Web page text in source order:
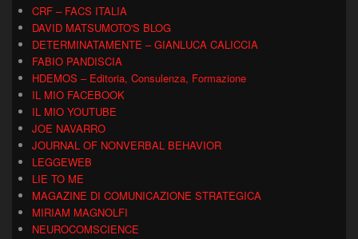
CRF – FACS ITALIA
DAVID MATSUMOTO'S BLOG
DETERMINATAMENTE – GIANLUCA CALICCIA
FABIO PANDISCIA
HDEMOS – Editoria, Consulenza, Formazione
IL MIO FACEBOOK
IL MIO YOUTUBE
JOE NAVARRO
JOURNAL OF NONVERBAL BEHAVIOR
LEGGEWEB
LIE TO ME
MAGAZINE DI COMUNICAZIONE STRATEGICA
MIRIAM MAGNOLFI
NEUROCOMSCIENCE